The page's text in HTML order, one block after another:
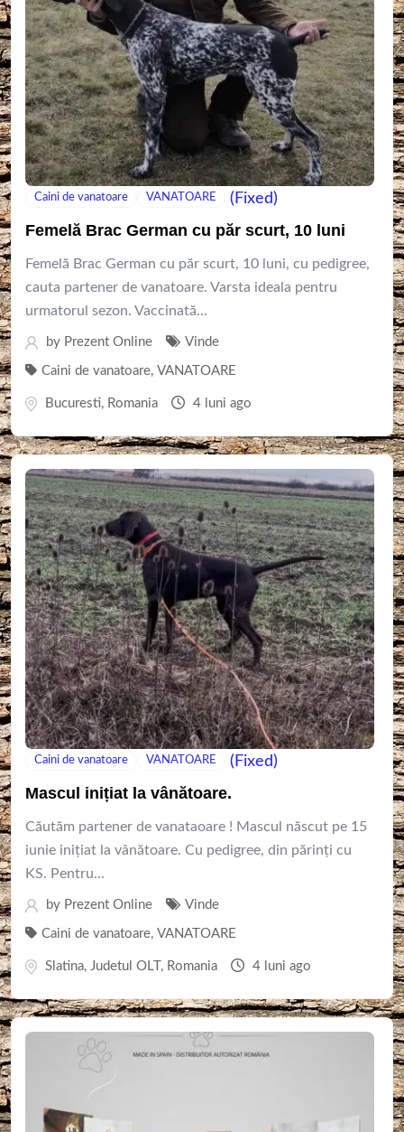
Caini de vanatoare VANATOARE (Fixed)
Femelă Brac German cu păr scurt, 10 luni
Femelă Brac German cu păr scurt, 10 luni, cu pedigree,
cauta partener de vanatoare. Varsta ideala pentru
urmatorul sezon. Vaccinată...
by Prezent Online Vinde
Caini de vanatoare, VANATOARE
Bucuresti, Romania 4 luni ago
Caini de vanatoare VANATOARE (Fixed)
Mascul inițiat la vânătoare.
Căutăm partener de vanataoare ! Mascul născut pe 15
iunie inițiat la vânătoare. Cu pedigree, din părinți cu
KS. Pentru...
by Prezent Online Vinde
Caini de vanatoare, VANATOARE
Slatina, Judetul OLT , Romania 4 luni ago